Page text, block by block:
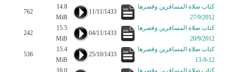
كتاب صلاة المسافرين وقصرها
27/9/2012
11/11/1433
14.8
MiB
762
كتاب صلاة المسافرين وقصرها
20/9/2012
04/11/1433
15.5
MiB
242
كتاب صلاة المسافرين وقصرها
12-9-13
25/10/1433
15.4
MiB
536
كتاب صلاة المسافرين وقصرها
16.0